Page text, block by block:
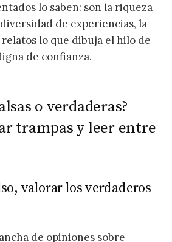
lo saben: son la riqueza
de experiencias, la
lo que dibuja el hilo de
de confianza.
o verdaderas?
trampas y leer entre
valorar los verdaderos
de opiniones sobre